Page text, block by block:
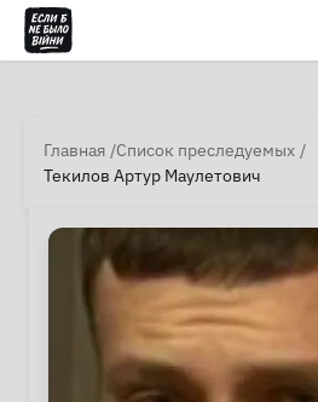
Главная Список преследуемых
Текилов Артур Маулетович